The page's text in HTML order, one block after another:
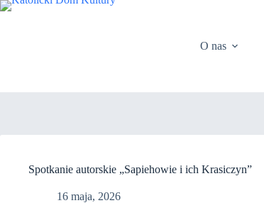
Przejdź
O nas
Spotkanie autorskie „Sapiehowie i ich Krasiczyn”
16 maja, 2026